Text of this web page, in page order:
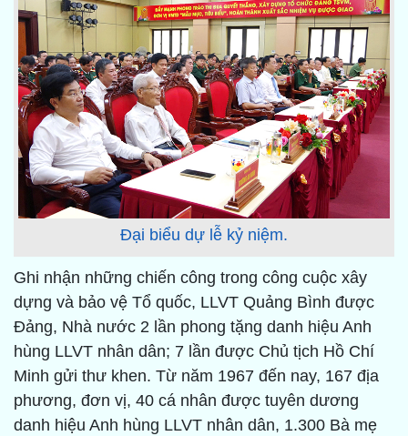
Đại biểu dự lễ kỷ niệm.
Ghi nhận những chiến công trong công cuộc xây
dựng và bảo vệ Tổ quốc, LLVT Quảng Bình được
Đảng, Nhà nước 2 lần phong tặng danh hiệu Anh
hùng LLVT nhân dân; 7 lần được Chủ tịch Hồ Chí
Minh gửi thư khen. Từ năm 1967 đến nay, 167 địa
phương, đơn vị, 40 cá nhân được tuyên dương
danh hiệu Anh hùng LLVT nhân dân, 1.300 Bà mẹ